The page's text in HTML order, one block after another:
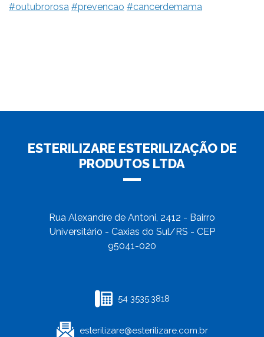
#outubrorosa #prevencao #cancerdemama
ESTERILIZARE ESTERILIZAÇÃO DE
PRODUTOS LTDA
Rua Alexandre de Antoni, 2412 - Bairro
Universitário - Caxias do Sul/RS - CEP
95041-020
54 3535.3818
esterilizare@esterilizare.com.br